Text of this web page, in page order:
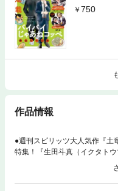
750
作品情報
●週刊スピリッツ大人気作『土
特集！『生田斗真（イクタト
レミア撮り下ろしグラビア＆
ャストからのスペシャルメ
三匹の子守唄』高橋のぼる ●